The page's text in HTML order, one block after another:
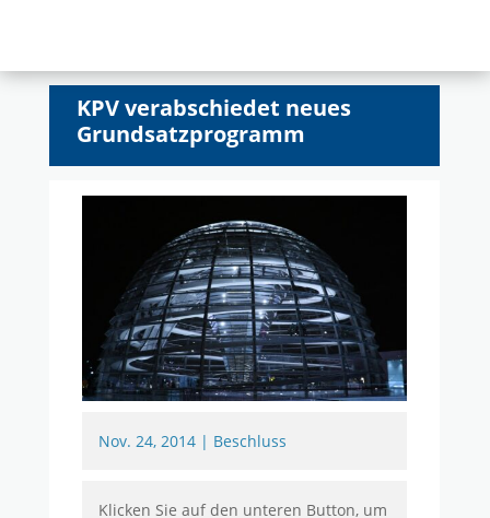
KPV verabschiedet neues
Grundsatzprogramm
Nov. 24, 2014| Beschluss
Klicken Sie auf den unteren Button, um